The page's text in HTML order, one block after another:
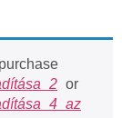
2 or
4 az